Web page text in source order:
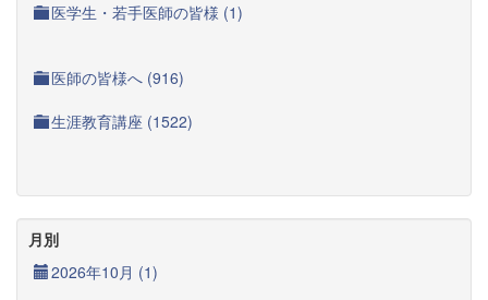
医学生・若手医師の皆様 (1)
医師の皆様へ (916)
生涯教育講座 (1522)
月別
2026年10月 (1)